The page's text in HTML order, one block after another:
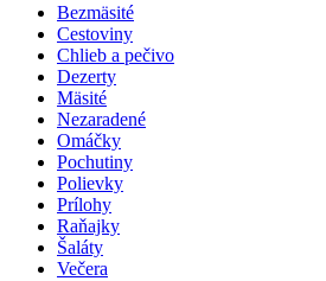
Bezmäsité
Cestoviny
Chlieb a pečivo
Dezerty
Mäsité
Nezaradené
Omáčky
Pochutiny
Polievky
Prílohy
Raňajky
Šaláty
Večera